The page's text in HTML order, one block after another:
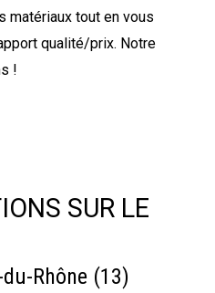
matériaux tout en vous
qualité/prix. Notre
!
SUR LE
Rhône (13)